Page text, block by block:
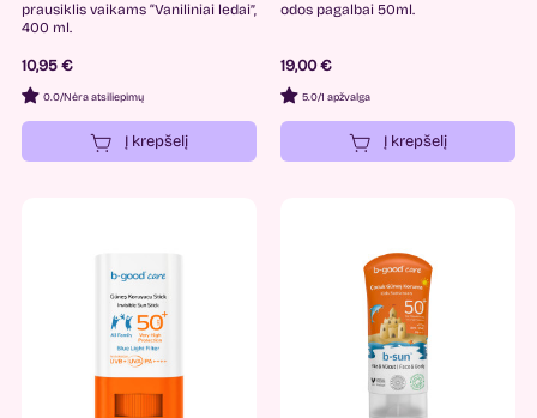
prausiklis vaikams “Vaniliniai ledai”,
400 ml.
10,95 €
0.0/Nėra atsiliepimų
Į krepšelį
odos pagalbai 50ml.
19,00 €
5.0/1 apžvalga
Į krepšelį